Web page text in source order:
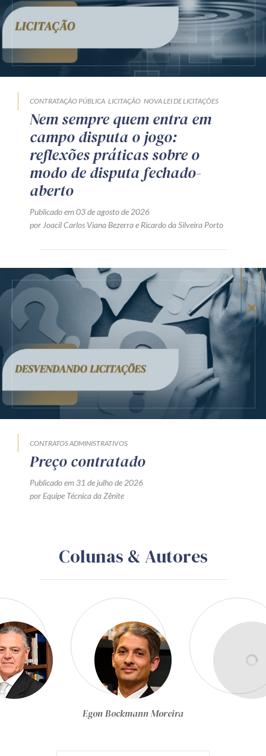
CONTRATAÇÃO PÚBLICA LICITAÇÃO NOVA LEI DE LICITAÇÕES
Nem sempre quem entra em
campo disputa o jogo:
reflexões práticas sobre o
modo de disputa fechado-
aberto
Publicado em 03 de agosto de 2026
por Joacil Carlos Viana Bezerrae Ricardo da Silveira Porto
CONTRATOS ADMINISTRATIVOS
Preço contratado
Publicado em 31 de julho de 2026
por Equipe Técnica da Zênite
Colunas & Autores
Egon Bockmann Moreira